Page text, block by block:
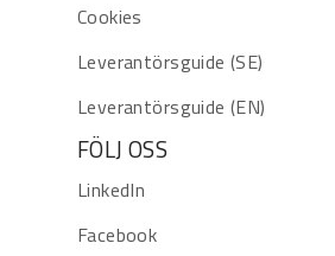
Cookies
Leverantörsguide (SE)
Leverantörsguide (EN)
FÖLJ OSS
LinkedIn
Facebook